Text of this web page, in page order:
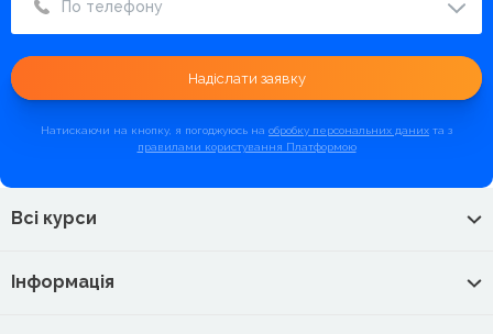
По телефону
Надіслати заявку
Натискаючи на кнопку, я погоджуюсь на обробку персональних даних та з
правилами користування Платформою
Всі курси
Інформація